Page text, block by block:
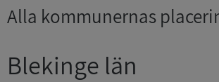
Alla kommunernas
Blekinge län